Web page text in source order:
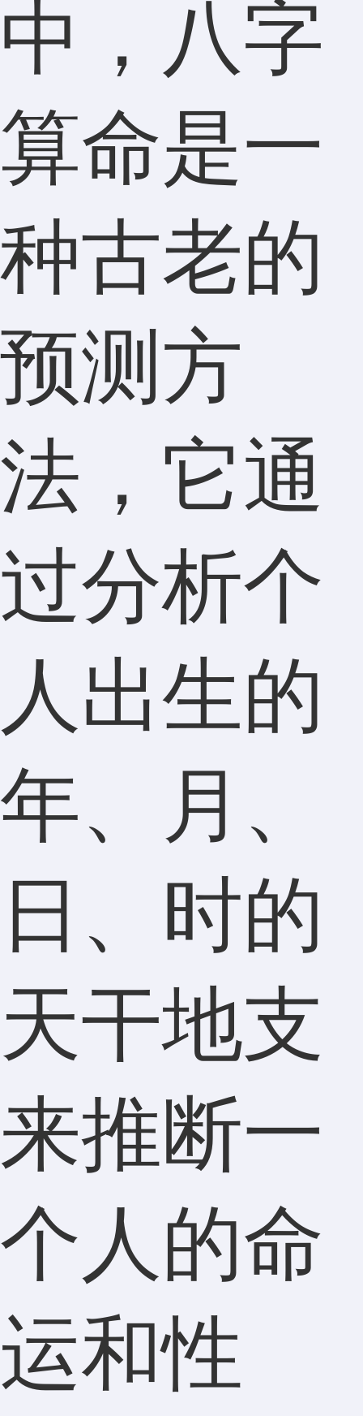
中，八字
算命是一
种古老的
预测方
法，它通
过分析个
人出生的
年、月、
日、时的
天干地支
来推断一
个人的命
运和性